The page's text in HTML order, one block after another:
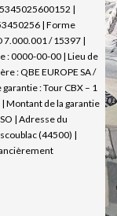
|
| Forme
7.000.001 / 15397 |
: 0000-00-00 | Lieu de
: QBE EUROPE SA /
: Tour CBX – 1
Montant de la garantie
| Adresse du
(44500) |